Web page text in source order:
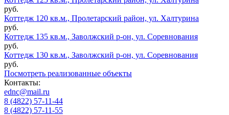
руб.
Коттедж 120 кв.м., Пролетарский район, ул. Халтурина
руб.
Коттедж 135 кв.м., Заволжский р-он, ул. Соревнования
руб.
Коттедж 130 кв.м., Заволжский р-он, ул. Соревнования
руб.
Посмотреть реализованные объекты
Контакты:
ednc@mail.ru
8 (4822) 57-11-44
8 (4822) 57-11-55